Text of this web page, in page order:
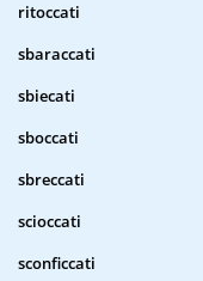
ritoccati
sbaraccati
sbiecati
sboccati
sbreccati
scioccati
sconficcati